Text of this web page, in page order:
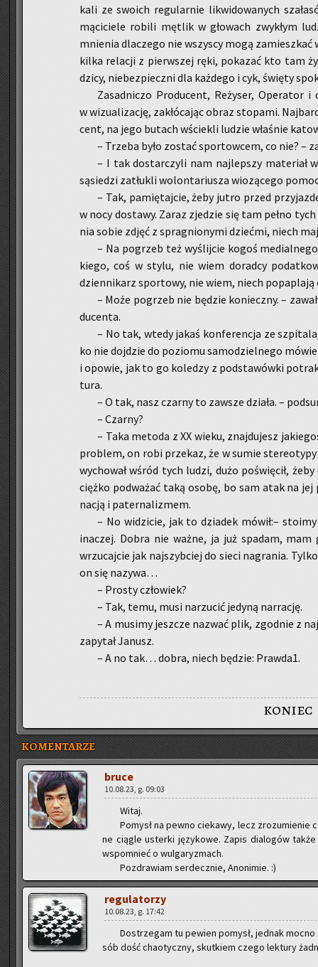
ka­li ze swo­ich re­gu­lar­nie li­kwi­do­wa­nych
mą­ci­cie­le ro­bi­li mę­tlik w gło­wach zwy­kłym
mnie­nia dla­cze­go nie wszy­scy mogą za­miesz­kać
kilka re­la­cji z pierw­szej ręki, po­ka­zać kto tam
dzicy, nie­bez­piecz­ni dla każ­de­go i cyk, świę­ty
Za­sad­ni­czo Pro­du­cent, Re­ży­ser, Ope­ra­tor
w wi­zu­ali­za­cję, za­kłó­ca­jąc obraz sto­pa­mi.
cent, na jego bu­tach wście­kli lu­dzie wła­śnie
– Trze­ba było zo­stać spor­tow­cem, co nie? –
– I tak do­star­czy­li nam naj­lep­szy ma­te­riał
są­sie­dzi za­tłu­kli wo­lon­ta­riu­sza wio­zą­ce­go
– Tak, pa­mię­taj­cie, żeby jutro przed
w nocy do­sta­wy. Zaraz zje­dzie się tam pełno
nia sobie zdjęć z spra­gnio­ny­mi dzieć­mi, niech
– Na po­grzeb też wy­ślij­cie kogoś
kie­go, coś w stylu, nie wiem do­rad­cy
dzien­ni­karz spor­to­wy, nie wiem, niech
– Może po­grzeb nie bę­dzie ko­niecz­ny. –
du­cen­ta.
– No tak, wtedy jakaś kon­fe­ren­cja ze
ko nie doj­dzie do po­zio­mu sa­mo­dziel­ne­go
i opo­wie, jak to go ko­le­dzy z pod­sta­wów­ki
tu­ra.
– O tak, nasz czar­ny to za­wsze dzia­ła. –
– Czar­ny?
– Taka me­to­da z XX wieku, znaj­du­jesz
pro­blem, on robi prze­kaz, że w sumie
wy­cho­wał wśród tych ludzi, dużo po­świę­cił,
cięż­ko pod­wa­żać taką osobę, bo sam atak na
na­cją i pa­ter­na­li­zmem.
– No wi­dzi­cie, jak to dzia­dek mówił:–
ina­czej. Dobra nie ważne, ja już spa­dam,
wrzu­caj­cie jak naj­szyb­ciej do sieci na­gra­nia.
on się na­zy­wa…
– Pro­sty czło­wiek?
– Tak, temu, musi na­rzu­cić je­dy­ną nar­ra­cję.
– A mu­si­my jesz­cze na­zwać plik, zgod­nie z
za­py­tał Ja­nusz.
– A no tak… dobra, niech bę­dzie: Praw­da1.
koniec
KOMENTARZE
bruce
10.08.23, g. 09:03
Witaj.
Po­mysł na pewno cie­ka­wy, lecz zro­zu­mie­nie
ne cią­gle uster­ki ję­zy­ko­we. Zapis dia­lo­gów
wspo­mnieć o wul­ga­ry­zmach.
Po­zdra­wiam ser­decz­nie, Ano­ni­mie. :)
re­gu­la­to­rzy
10.08.23, g. 17:42
Do­strze­gam tu pe­wien po­mysł, jed­nak
sób dość cha­otycz­ny, skut­kiem czego lek­tu­ry